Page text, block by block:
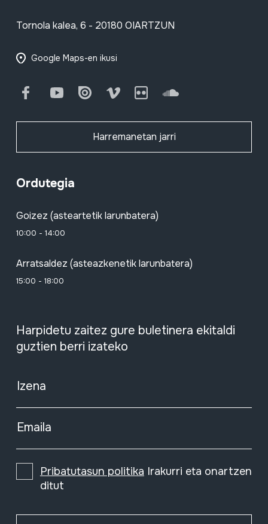
Tornola kalea, 6 - 20180 OIARTZUN
Google Maps-en ikusi
FacebookYoutube Issuu Vimeo Flickr SoundCloud
Harremanetan jarri
Ordutegia
Goizez (asteartetik larunbatera)
10:00 - 14:00
Arratsaldez (asteazkenetik larunbatera)
15:00 - 18:00
Harpidetu zaitez gure buletinera ekitaldi
guztien berri izateko
Izena
Emaila
Pribatutasun politika Irakurri eta onartzen
ditut